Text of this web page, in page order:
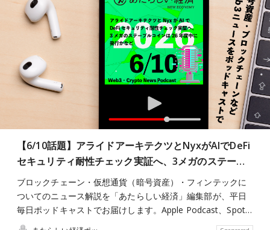
【6/10話題】アライドアーキテクツとNyxがAIでDeFi
セキュリティ耐性チェック実証へ、3メガのステー…
ブロックチェーン・仮想通貨（暗号資産）・フィンテックに
ついてのニュース解説を「あたらしい経済」編集部が、平日
毎日ポッドキャストでお届けします。Apple Podcast、Spot…